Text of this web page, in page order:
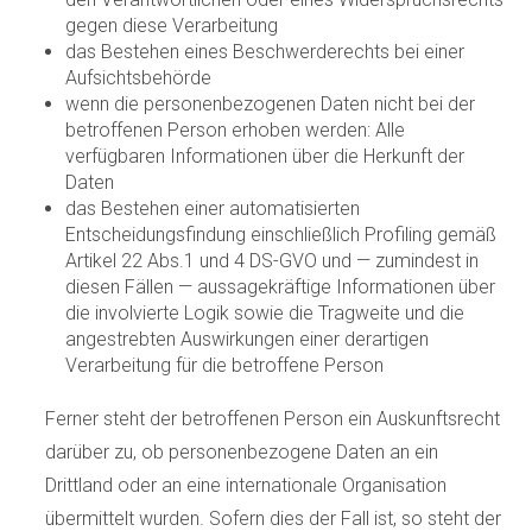
gegen diese Verarbeitung
das Bestehen eines Beschwerderechts bei einer
Aufsichtsbehörde
wenn die personenbezogenen Daten nicht bei der
betroffenen Person erhoben werden: Alle
verfügbaren Informationen über die Herkunft der
Daten
das Bestehen einer automatisierten
Entscheidungsfindung einschließlich Profiling gemäß
Artikel 22 Abs.1 und 4 DS-GVO und — zumindest in
diesen Fällen — aussagekräftige Informationen über
die involvierte Logik sowie die Tragweite und die
angestrebten Auswirkungen einer derartigen
Verarbeitung für die betroffene Person
Ferner steht der betroffenen Person ein Auskunftsrecht
darüber zu, ob personenbezogene Daten an ein
Drittland oder an eine internationale Organisation
übermittelt wurden. Sofern dies der Fall ist, so steht der